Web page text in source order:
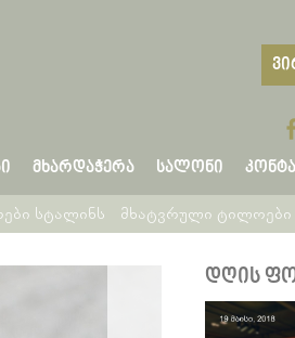
ᲛᲮᲐᲠᲓᲐᲭᲔᲠᲐ ᲡᲐᲚᲝᲜᲘ
სტალინს მხატვრული ტილოები
ᲓᲦᲘᲡ